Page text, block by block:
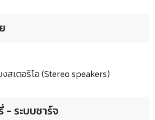
สเตอริโอ (Stereo speakers)
- ระบบชาร์จ